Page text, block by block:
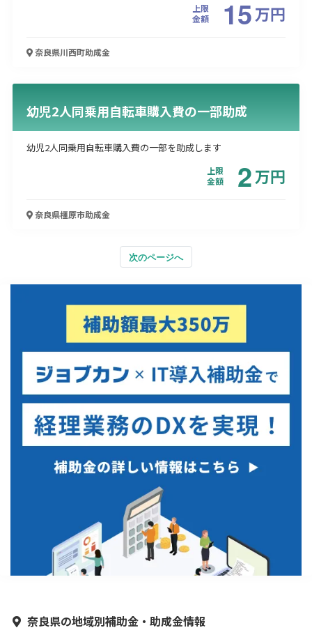
上限
金額
15万円
奈良県川西町助成金
幼児2人同乗用自転車購入費の一部助成
幼児2人同乗用自転車購入費の一部を助成します
上限
金額
2万円
奈良県橿原市助成金
次のページへ
奈良県の地域別補助金・助成金情報